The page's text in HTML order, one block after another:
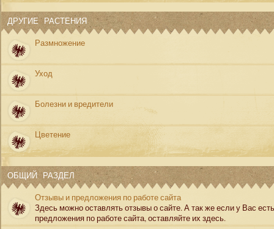
ДРУГИЕ РАСТЕНИЯ
Размножение
Уход
Болезни и вредители
Цветение
ОБЩИЙ РАЗДЕЛ
Отзывы и предложения по работе сайта
Здесь можно оставлять отзывы о сайте. А так же если у Вас есть
предложения по работе сайта, оставляйте их здесь.